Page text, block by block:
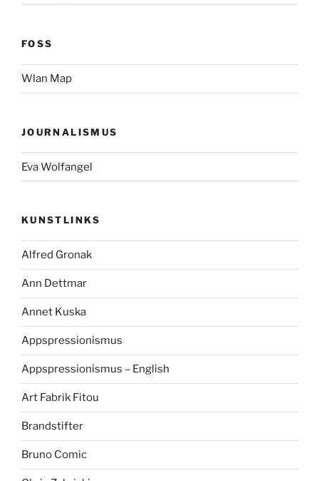
FOSS
Wlan Map
JOURNALISMUS
Eva Wolfangel
KUNSTLINKS
Alfred Gronak
Ann Dettmar
Annet Kuska
Appspressionismus
Appspressionismus – English
Art Fabrik Fitou
Brandstifter
Bruno Comic